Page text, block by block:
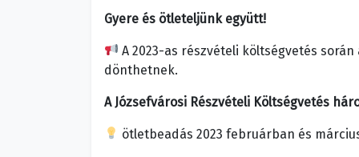
Gyere és ötleteljünk együtt!
A 2023-as részvételi költségvetés
dönthetnek.
A Józsefvárosi Részvételi Költségvetés
ötletbeadás 2023 februárban és